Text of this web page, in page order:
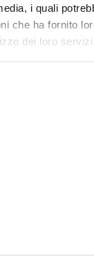
i quali
che ha fornito
dei loro servizi.
e